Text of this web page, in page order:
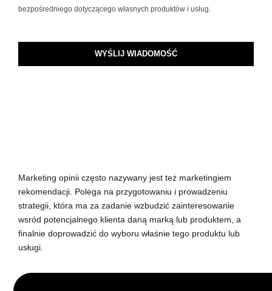
bezpośredniego dotyczącego własnych produktów i usług.
WYŚLIJ WIADOMOŚĆ
Marketing opinii często nazywany jest też marketingiem
rekomendacji. Polega na przygotowaniu i prowadzeniu
strategii, która ma za zadanie wzbudzić zainteresowanie
wsród potencjalnego klienta daną marką lub produktem, a
finalnie doprowadzić do wyboru właśnie tego produktu lub
usługi.